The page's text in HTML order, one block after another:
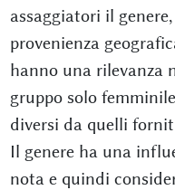
assaggiatori il
provenienza
hanno una rilevanza
gruppo solo
diversi da quelli
Il genere ha una
nota e quindi